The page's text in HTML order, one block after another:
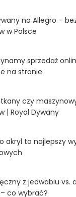
na Allegro –
w Polsce
sprzedaż
na stronie
czy
| Royal Dywany
akryl to najlepszy
z jedwabiu vs.
co wybrać?